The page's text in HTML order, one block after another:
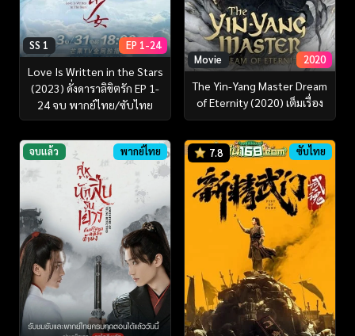
SS 1 EP 1-24
Love Is Written in the Stars
(2023) ดั่งดาราลิขิตรัก EP 1-
24 จบ พากย์ไทย/ซับไทย
Movie 2020
The Yin-Yang Master Dream
of Eternity (2020) เต็มเรื่อง
จบแล้ว พากย์ไทย 7.8 ซับไทย